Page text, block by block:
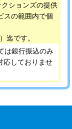
ションズの提供
スの範囲内で個
迄です。
は銀行振込のみ
応しておりませ